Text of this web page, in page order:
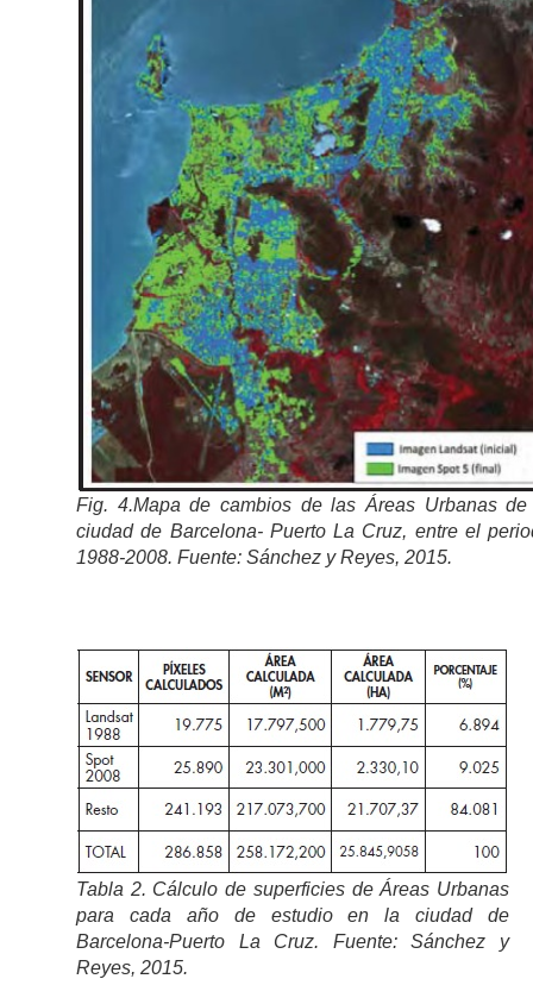
Fig. 4.Mapa de cambios de las Áreas Urbanas
ciudad de Barcelona- Puerto La Cruz, entre el
1988-2008. Fuente: Sánchez y Reyes, 2015.
Tabla 2. Cálculo de superficies de Áreas Urbanas
para cada año de estudio en la ciudad de
Barcelona-Puerto La Cruz. Fuente: Sánchez y
Reyes, 2015.